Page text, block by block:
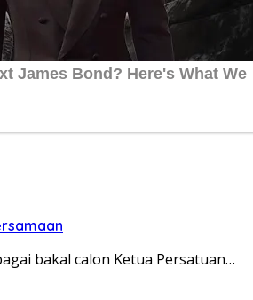
bakal calon Ketua Persatuan…